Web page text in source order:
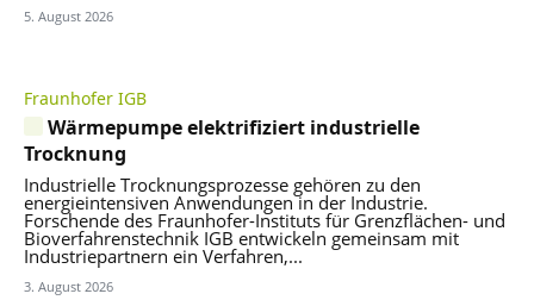
5. August 2026
Fraunhofer IGB
Wärmepumpe elektrifiziert industrielle
Trocknung
Industrielle Trocknungsprozesse gehören zu den
energieintensiven Anwendungen in der Industrie.
Forschende des Fraunhofer-Instituts für Grenzflächen- und
Bioverfahrenstechnik IGB entwickeln gemeinsam mit
Industriepartnern ein Verfahren,...
3. August 2026